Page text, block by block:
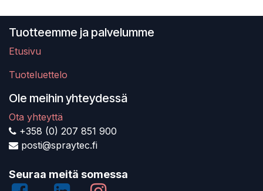
Tuotteemme ja palvelumme
Etusivu
Tuoteluettelo
Ole meihin yhteydessä
Ota yhteyttä
+358 (0) 207 851 900
posti@spraytec.fi
Seuraa meitä somessa